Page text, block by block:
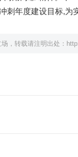
刺年度建设目标,为
，转载请注明出处：